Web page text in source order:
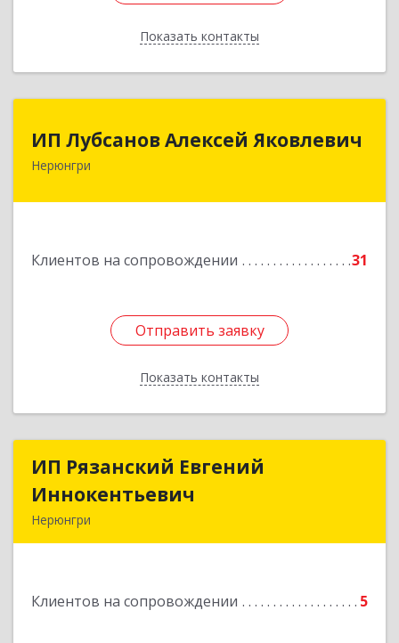
Показать контакты
Назад
ИП Лубсанов Алексей Яковлевич
Нерюнгри
Клиентов на сопровождении 31
Отправить заявку
Показать контакты
ИП Лубсанов Алексей Яковлевич
675002, Амурская область, г. Благовещенск, ул.
Отправить заявку
Назад
ИП Рязанский Евгений
Иннокентьевич
Нерюнгри
Клиентов на сопровождении 5
ИП Рязанский Евгений
Подробнее